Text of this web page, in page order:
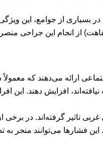
بسیاری از جوامع، این
از انجام این جراحی
ارائه می‌دهند که
افزایش دهند. این
غربی تاثیر گرفته‌اند. در
فشارها می‌توانند منجر